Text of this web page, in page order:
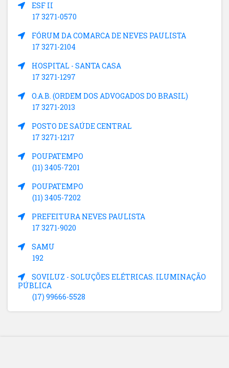
ESF II
17 3271-0570
FÓRUM DA COMARCA DE NEVES PAULISTA
17 3271-2104
HOSPITAL - SANTA CASA
17 3271-1297
O.A.B. (ORDEM DOS ADVOGADOS DO BRASIL)
17 3271-2013
POSTO DE SAÚDE CENTRAL
17 3271-1217
POUPATEMPO
(11) 3405-7201
POUPATEMPO
(11) 3405-7202
PREFEITURA NEVES PAULISTA
17 3271-9020
SAMU
192
SOVILUZ - SOLUÇÕES ELÉTRICAS. ILUMINAÇÃO
PÚBLICA
(17) 99666-5528